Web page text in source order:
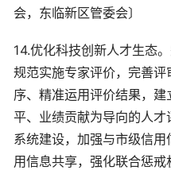
会，东临新区管委会〕
14.优化科技创新人才生态
规范实施专家评价，完善
序、精准运用评价结果，
平、业绩贡献为导向的人
系统建设，加强与市级信
用信息共享，强化联合惩